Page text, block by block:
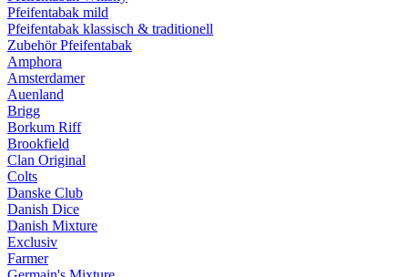
Pfeifentabak mild
Pfeifentabak klassisch & traditionell
Zubehör Pfeifentabak
Amphora
Amsterdamer
Auenland
Brigg
Borkum Riff
Brookfield
Clan Original
Colts
Danske Club
Danish Dice
Danish Mixture
Exclusiv
Farmer